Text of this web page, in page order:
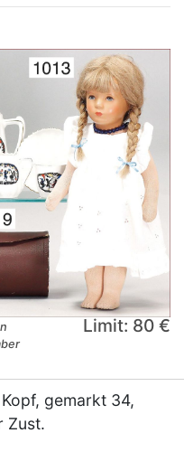
Limit: 80 €
gemarkt 34,
Zust.